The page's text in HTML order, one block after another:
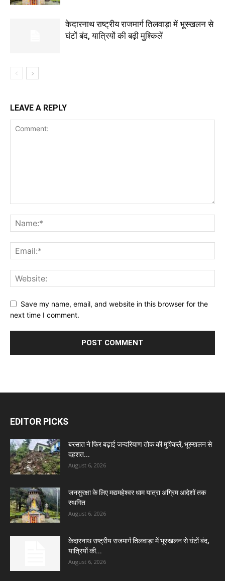
केदारनाथ राष्ट्रीय राजमार्ग तिलवाड़ा में भूस्खलन से
घंटों बंद, यात्रियों की बढ़ी मुश्किलें
LEAVE A REPLY
Save my name, email, and website in this browser for the
next time I comment.
EDITOR PICKS
बरसात ने फिर बढ़ाई जन्दरियाण तोक की मुश्किलें, भूस्खलन से
दहशत...
August 6, 2026
जनसुरक्षा के लिए मद्यमहेश्वर धाम यात्रा अग्रिम आदेशों तक
स्थगित
August 6, 2026
केदारनाथ राष्ट्रीय राजमार्ग तिलवाड़ा में भूस्खलन से घंटों बंद,
यात्रियों की...
August 6, 2026